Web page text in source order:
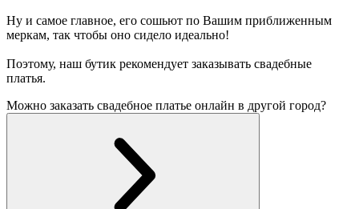
Ну и самое главное, его сошьют по Вашим приближенным
меркам, так чтобы оно сидело идеально!
Поэтому, наш бутик рекомендует заказывать свадебные
платья.
Можно заказать свадебное платье онлайн в другой город?